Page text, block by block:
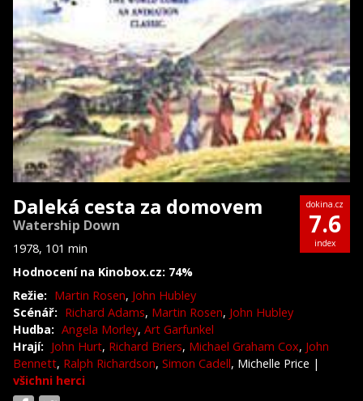
Daleká cesta za domovem
Watership Down
1978, 101 min
Hodnocení na Kinobox.cz: 74%
dokina.cz
7.6
index
Režie: Martin Rosen, John Hubley
Scénář: Richard Adams, Martin Rosen, John Hubley
Hudba: Angela Morley, Art Garfunkel
Hrají: John Hurt, Richard Briers, Michael Graham Cox, John
Bennett, Ralph Richardson, Simon Cadell, Michelle Price |
všichni herci